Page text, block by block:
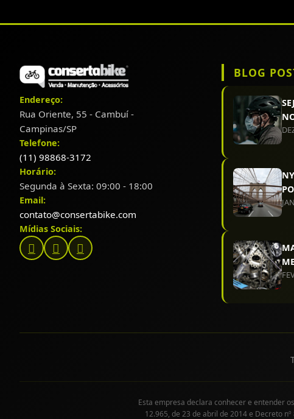
Endereço:
Rua Oriente, 55 - Cambuí -
Campinas/SP
Telefone:
(11) 98868-3172
Horário:
Segunda à Sexta: 09:00 - 18:00
Email:
contato@consertabike.com
Mídias Sociais:
BLOG
Esta empresa declara conhecer e entender
12.965, de 23 de abril de 2014 e Decreto